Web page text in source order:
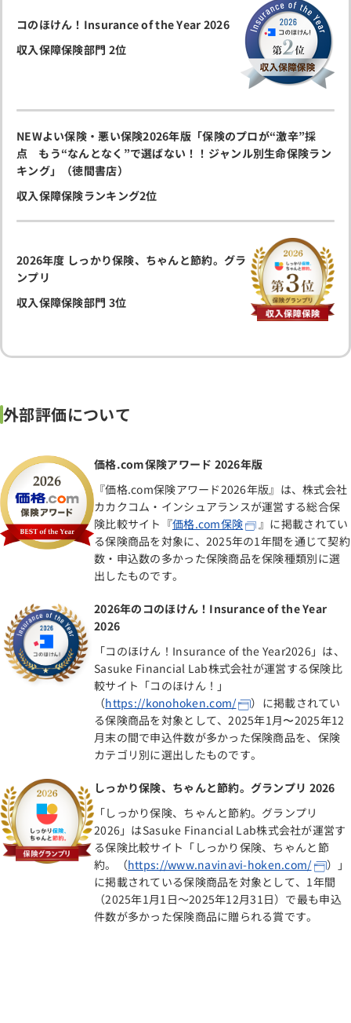
コのほけん！Insurance of the Year 2026
収入保障保険部門 2位
NEWよい保険・悪い保険2026年版「保険のプロが“激辛”採
点
もう“なんとなく”で選ばない！！ジャンル別生命保険ラン
キング」（徳間書店）
収入保障保険ランキング2位
2026年度 しっかり保険、ちゃんと節約。グラ
ンプリ
収入保障保険部門 3位
外部評価について
価格.com保険アワード 2026年版
『価格.com保険アワード2026年版』は、株式会社
カカクコム・インシュアランスが運営する総合保
険比較サイト『価格.com保険
』に掲載されてい
る保険商品を対象に、2025年の1年間を通じて契約
数・申込数の多かった保険商品を保険種類別に選
出したものです。
2026年のコのほけん！Insurance of the Year
2026
「コのほけん！Insurance of the Year2026」は、
Sasuke Financial Lab株式会社が運営する保険比
較サイト「コのほけん！」
（https://konohoken.com/
）に掲載されてい
る保険商品を対象として、2025年1月〜2025年12
月末の間で申込件数が多かった保険商品を、保険
カテゴリ別に選出したものです。
しっかり保険、ちゃんと節約。グランプリ 2026
「しっかり保険、ちゃんと節約。グランプリ
2026」はSasuke Financial Lab株式会社が運営す
る保険比較サイト「しっかり保険、ちゃんと節
約。（https://www.navinavi-hoken.com/
）」
に掲載されている保険商品を対象として、1年間
（2025年1月1日～2025年12月31日）で最も申込
件数が多かった保険商品に贈られる賞です。